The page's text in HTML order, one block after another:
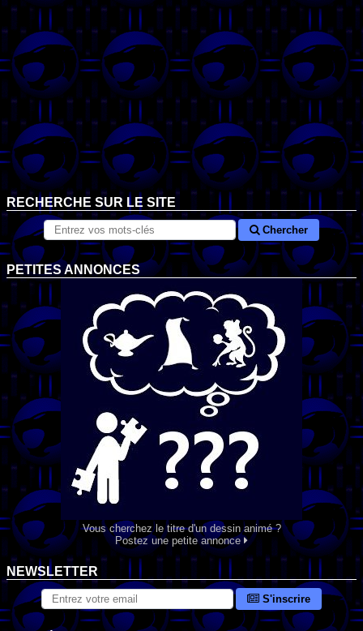
RECHERCHE SUR LE SITE
Chercher
PETITES ANNONCES
Vous cherchez le titre d'un dessin animé ?
Postez une petite annonce
NEWSLETTER
S'inscrire